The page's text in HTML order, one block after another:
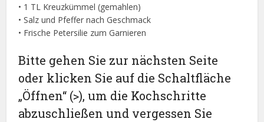
• 1 TL Kreuzkümmel (gemahlen)
• Salz und Pfeffer nach Geschmack
• Frische Petersilie zum Garnieren
Bitte gehen Sie zur nächsten Seite
oder klicken Sie auf die Schaltfläche
„Öffnen“ (>), um die Kochschritte
abzuschließen und vergessen Sie